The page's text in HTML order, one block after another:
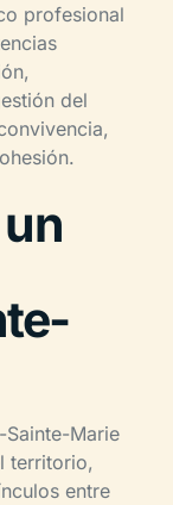
profesional
del
Marie
territorio,
entre